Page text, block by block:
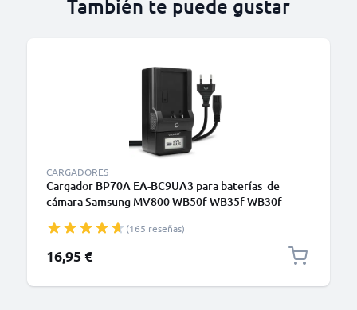
También te puede gustar
CARGADORES
Cargador BP70A EA-BC9UA3 para baterías de
cámara Samsung MV800 WB50f WB35f WB30f
ES80 ES65 de CELLONIC
(165 reseñas)
16,95 €